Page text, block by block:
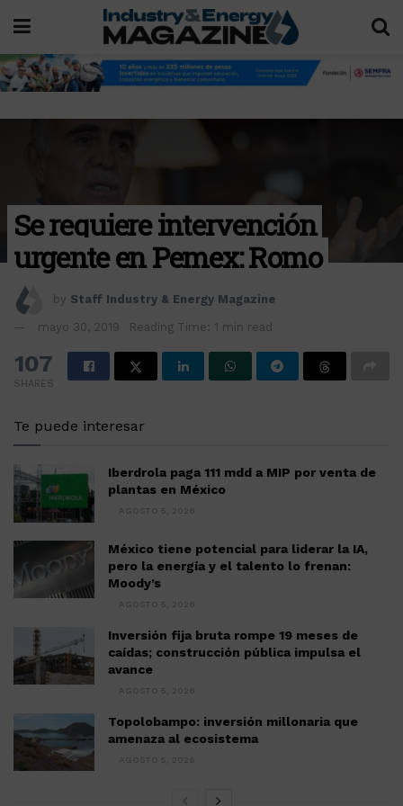
Se requiere intervención
urgente en Pemex: Romo
by Staff Industry & Energy Magazine
mayo 30, 2019 Reading Time: 1 min read
107
SHARES
Te puede interesar
Iberdrola paga 111 mdd a MIP por venta de
plantas en México
AGOSTO 5, 2026
México tiene potencial para liderar la IA,
pero la energía y el talento lo frenan:
Moody’s
AGOSTO 5, 2026
Inversión fija bruta rompe 19 meses de
caídas; construcción pública impulsa el
avance
AGOSTO 5, 2026
Topolobampo: inversión millonaria que
amenaza al ecosistema
AGOSTO 5, 2026